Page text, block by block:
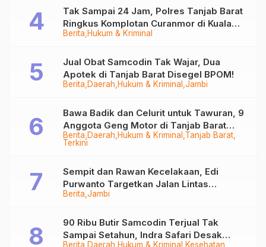
Berita Hukum & Kriminal
Tak Sampai 24 Jam, Polres Tanjab Barat
Ringkus Komplotan Curanmor di Kuala
Tungkal
Berita Daerah Hukum & Kriminal Jambi
Jual Obat Samcodin Tak Wajar, Dua
Apotek di Tanjab Barat Disegel BPOM!
Berita Daerah Hukum & Kriminal Tanjab Barat
Terkini
Bawa Badik dan Celurit untuk Tawuran, 9
Anggota Geng Motor di Tanjab Barat
Diringkus
Berita Jambi
Sempit dan Rawan Kecelakaan, Edi
Purwanto Targetkan Jalan Lintas
Tungkal-Jambi Mulus di 2028
Berita Daerah Hukum & Kriminal
Kesehatan
90 Ribu Butir Samcodin Terjual Tak
Sampai Setahun, Indra Safari Desak